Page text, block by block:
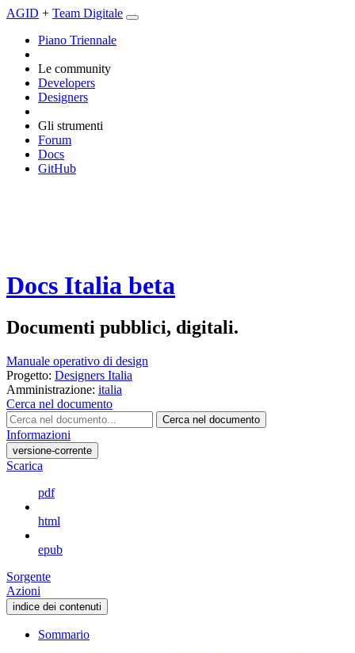
AGID + Team Digitale
Piano Triennale
Le community
Developers
Designers
Gli strumenti
Forum
Docs
GitHub
Docs Italia beta
Documenti pubblici, digitali.
Manuale operativo di design
Progetto: Designers Italia
Amministrazione: italia
Cerca nel documento
Cerca nel documento
Informazioni
versione-corrente
Scarica
pdf
html
epub
Sorgente
Azioni
indice dei contenuti
Sommario